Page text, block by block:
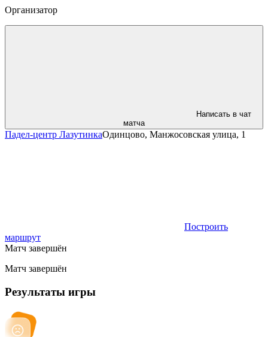
Организатор
Написать в чат
матча
Падел-центр ЛазутинкаОдинцово, Манжосовская улица, 1
Построить
маршрут
Матч завершён
Матч завершён
Результаты игры